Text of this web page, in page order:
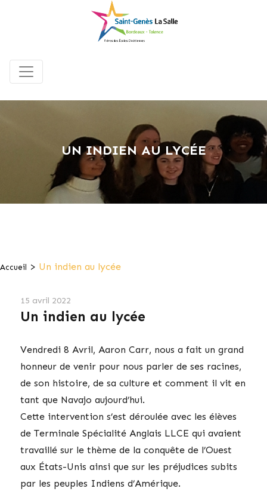
UN INDIEN AU LYCÉE
Accueil > Un indien au lycée
15 avril 2022
Un indien au lycée
Vendredi 8 Avril, Aaron Carr, nous a fait un grand
honneur de venir pour nous parler de ses racines,
de son histoire, de sa culture et comment il vit en
tant que Navajo aujourd’hui.
Cette intervention s’est déroulée avec les élèves
de Terminale Spécialité Anglais LLCE qui avaient
travaillé sur le thème de la conquête de l’Ouest
aux États-Unis ainsi que sur les préjudices subits
par les peuples Indiens d’Amérique.